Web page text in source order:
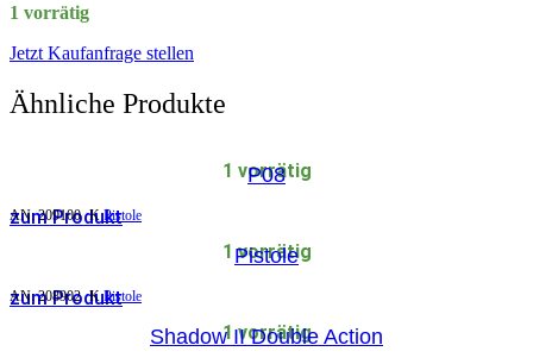
1 vorrätig
Jetzt Kaufanfrage stellen
Ähnliche Produkte
1 vorrätig
P08
zum Produkt
AN:209100 K Pistole
1 vorrätig
Pistole
zum Produkt
AN:208902 K Pistole
1 vorrätig
Shadow II Double Action